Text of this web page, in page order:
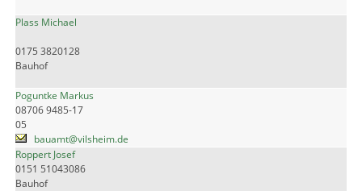
Plass Michael
0175 3820128
Bauhof
Poguntke Markus
08706 9485-17
05
bauamt@vilsheim.de
Roppert Josef
0151 51043086
Bauhof